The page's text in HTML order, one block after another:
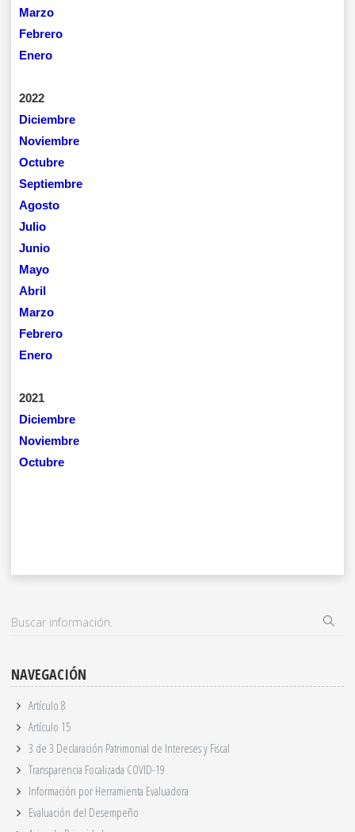
Marzo
Febrero
Enero
2022
Diciembre
Noviembre
Octubre
Septiembre
Agosto
Julio
Junio
Mayo
Abril
Marzo
Febrero
Enero
2021
Diciembre
Noviembre
Octubre
NAVEGACIÓN
Artículo 8
Artículo 15
3 de 3 Declaración Patrimonial de Intereses y Fiscal
Transparencia Focalizada COVID-19
Información por Herramienta Evaluadora
Evaluación del Desempeño